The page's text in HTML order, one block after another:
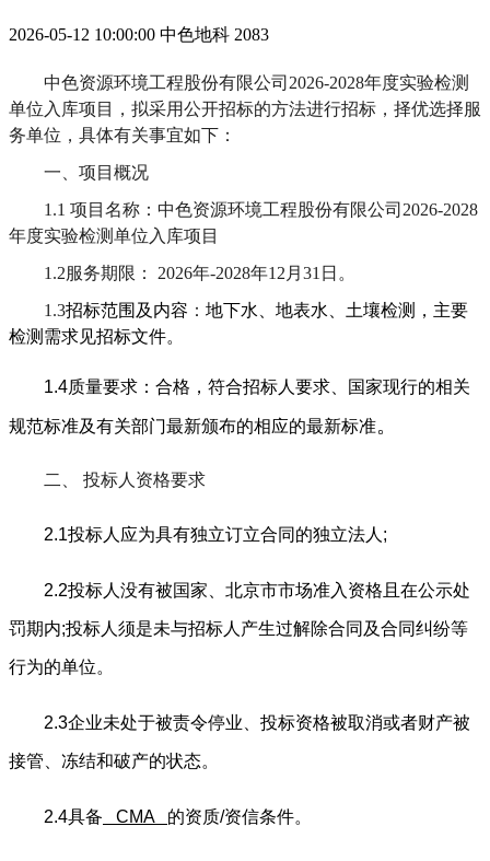
2026-05-12 10:00:00 中色地科 2083
中色资源环境工程股份有限公司 2026-2028年度实验检测
单位入库项目
，拟采用公开招标的方法进行招标，择优选择服
务单位，具体有关事宜如下：
一、项目概况
1.1 项目 名称： 中色资源环境工程股份有限公司 2026-2028
年度实验检测单位入库项目
1.2服务期限： 2026年-2028年12 月 31 日。
1.3招标范围及内容 ： 地下水、地表水、土壤检测， 主要
检测需求见招标文件。
1.4质量要求： 合格，符合招标人要求、国家现行的相关
规范标准及有关部门最新颁布的相应的最新标准。
二、 投标人资格要求
2.1投标人应为具有独立订立合同的独立法人 ;
2.2投标人没有被国家、北京市市场准入资格且在公示处
罚期内;投标人须是未与招标人产生过解除合同及合同纠纷等
行为的单位。
2.3企业未处于被责令停业、投标资格被取消或者财产被
接管、冻结和破产的状态。
2.4具备 CMA 的资质/资信条件。